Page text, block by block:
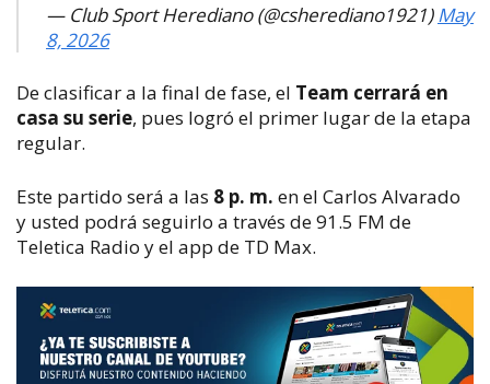
— Club Sport Herediano (@csherediano1921) May
8, 2026
De clasificar a la final de fase, el Team cerrará en
casa su serie, pues logró el primer lugar de la etapa
regular.
Este partido será a las 8 p. m. en el Carlos Alvarado
y usted podrá seguirlo a través de 91.5 FM de
Teletica Radio y el app de TD Max.